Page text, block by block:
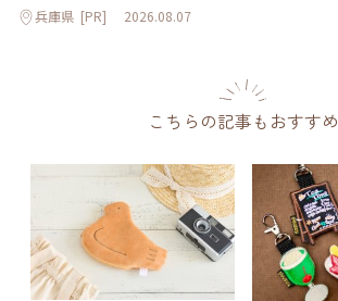
兵庫県 [PR] 2026.08.07
こちらの記事もおすすめ